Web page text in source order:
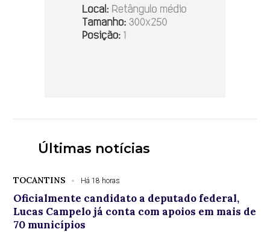
Últimas notícias
TOCANTINS Há 18 horas
Oficialmente candidato a deputado federal,
Lucas Campelo já conta com apoios em mais de
70 municípios